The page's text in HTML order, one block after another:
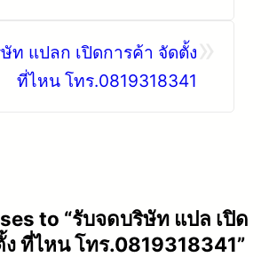
ท แปลก เปิดการค้า จัดตั้ง
ที่ไหน โทร.0819318341
to “รับจดบริษัท แปล เปิด
ที่ไหน โทร.0819318341”